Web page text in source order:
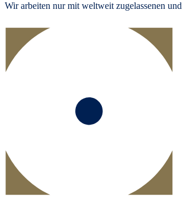
Wir arbeiten nur mit weltweit zugelassenen